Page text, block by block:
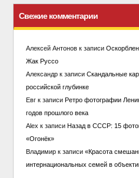
Свежие комментарии
Алексей Антоновк записи
Жак Руссо
Александрк записи Скандальные
российской глубинке
Евгк записи Ретро фотографии
годов прошлого века
Alex к записи Назад в СССР: 15
«Огонёк»
Владимирк записи «Красота
интернациональных семей в